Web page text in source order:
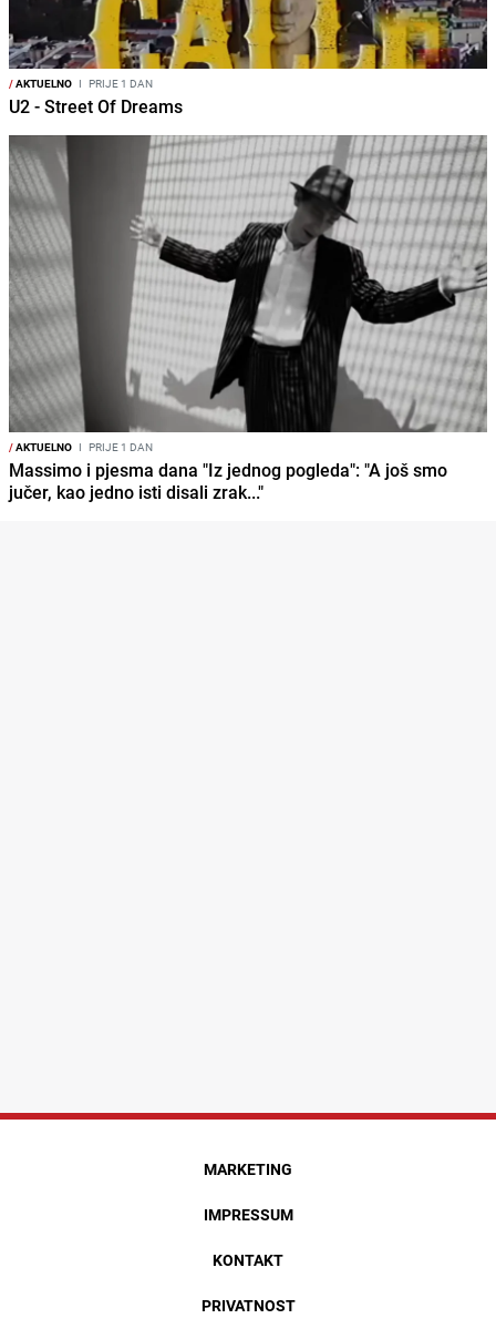
/AKTUELNO I PRIJE 1 DAN
U2 - Street Of Dreams
/AKTUELNO I PRIJE 1 DAN
Massimo i pjesma dana "Iz jednog pogleda": "A još smo
jučer, kao jedno isti disali zrak..."
MARKETING
IMPRESSUM
KONTAKT
PRIVATNOST